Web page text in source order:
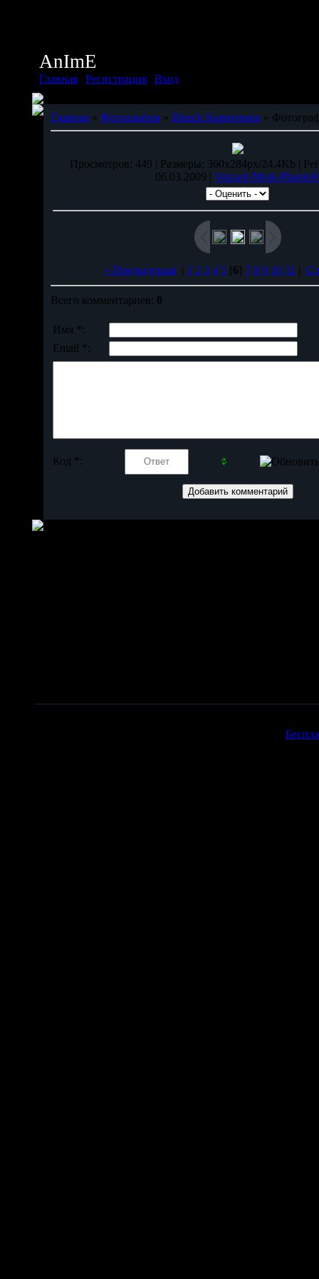
AnImE
Главная Регистрация Вход
Главная » Фотоальбом » Bleach Каритинки »
Просмотров: 449 | Размеры: 360x284px/24.4Kb |
06.03.2009 | Vaizard-Mrak-
« Предыдущая| 1 2 3 4 5[6] 7 8 9 10 11 |
Всего комментариев: 0
Имя *:
Email *:
Код *: